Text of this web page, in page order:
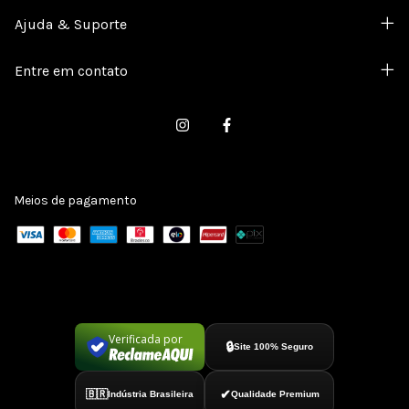
Ajuda & Suporte
Entre em contato
Meios de pagamento
Verificada por
🔒Site 100% Seguro
🇧🇷Indústria Brasileira ✔Qualidade Premium